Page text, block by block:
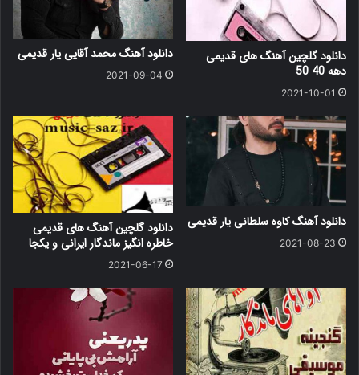
دانلود گلچین آهنگ های قدیمی
دهه 40 50
2021-10-01
دانلود آهنگ محمد آقایی یار قدیمی
2021-09-04
دانلود آهنگ کاوه سلطانی یار قدیمی
2021-08-23
دانلود گلچین آهنگ های قدیمی
خاطره انگیز ماندگار ایرانی و یکجا
2021-06-17